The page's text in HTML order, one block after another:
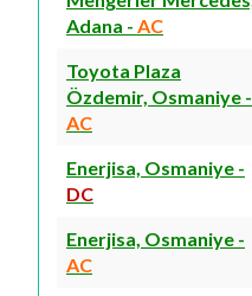
Adana - AC
Toyota Plaza
Özdemir, Osmaniye -
AC
Enerjisa, Osmaniye -
DC
Enerjisa, Osmaniye -
AC